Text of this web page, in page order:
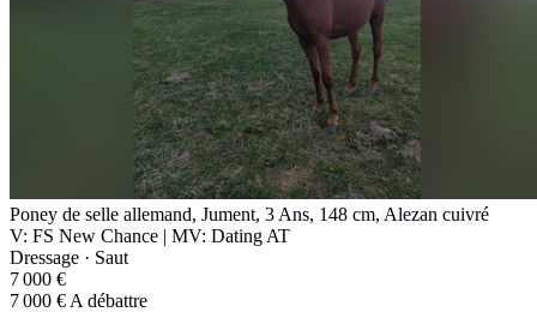
Poney de selle allemand, Jument, 3 Ans, 148 cm, Alezan cuivré
V: FS New Chance | MV: Dating AT
Dressage · Saut
7 000 €
7 000 € A débattre